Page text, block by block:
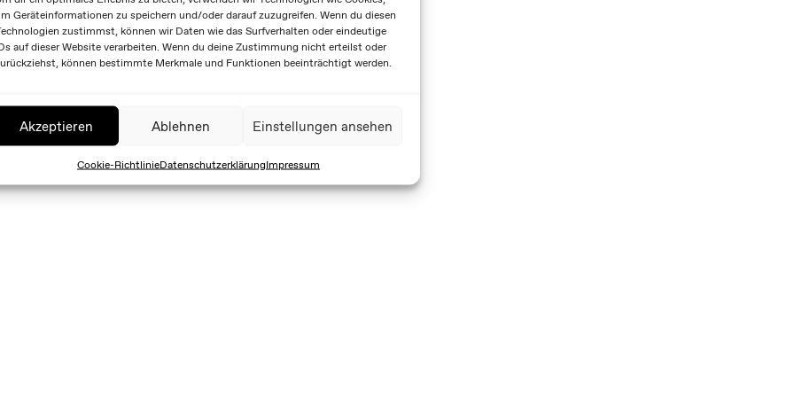
Geräteinformationen zu speichern und/oder darauf zuzugreifen. Wenn du diesen
zustimmst, können wir Daten wie das Surfverhalten oder eindeutige
auf dieser Website verarbeiten. Wenn du deine Zustimmung nicht erteilst oder
können bestimmte Merkmale und Funktionen beeinträchtigt werden.
Akzeptieren Ablehnen Einstellungen ansehen
Cookie-RichtlinieDatenschutzerklärungImpressum